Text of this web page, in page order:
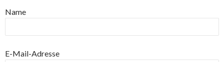
Name
E-Mail-Adresse